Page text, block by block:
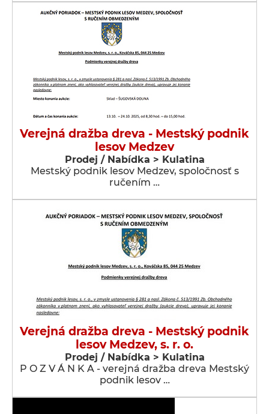
Verejná dražba dreva - Mestský podnik
lesov Medzev
Prodej / Nabídka > Kulatina
Mestský podnik lesov Medzev, spoločnosť s
ručením …
Verejná dražba dreva - Mestský podnik
lesov Medzev, s. r. o.
Prodej / Nabídka > Kulatina
P O Z V Á N K A - verejná dražba dreva Mestský
podnik lesov …